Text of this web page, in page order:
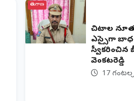
తెలంగాణ
​చిట్యాల
ఎస్సైగా
స్వీకరించిన
వెంకటరెడ్డి
17 గంటల